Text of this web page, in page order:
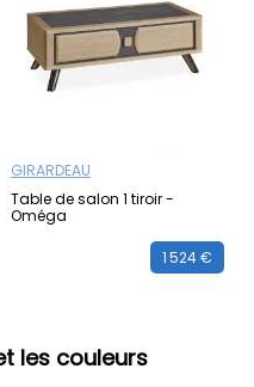
GIRARDEAU
Table de salon 1 tiroir -
Oméga
1 524 €
les couleurs